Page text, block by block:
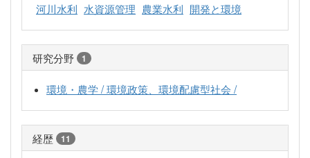
河川水利 水資源管理 農業水利 開発と環境
研究分野 1
環境・農学 / 環境政策、環境配慮型社会 /
経歴 11